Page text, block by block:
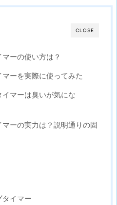
CLOSE
ーの使い方は？
ーを実際に使ってみた
マーは臭いが気にな
ーの実力は？説明通りの固
タイマー